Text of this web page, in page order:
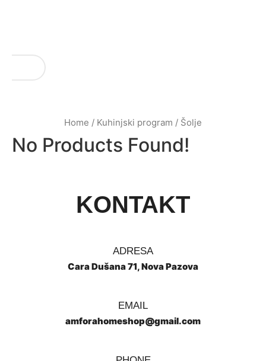
Home / Kuhinjski program / Šolje
No Products Found!
KONTAKT
ADRESA
Cara Dušana 71, Nova Pazova
EMAIL
amforahomeshop@gmail.com